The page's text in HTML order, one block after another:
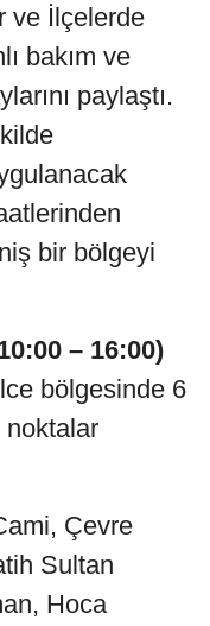
ve İlçelerde
bakım ve
paylaştı.
bir bölgeyi
– 16:00)
bölgesinde 6
Çevre
Sultan
Hoca